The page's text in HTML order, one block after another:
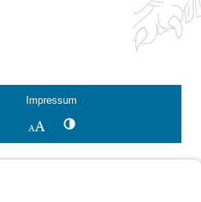
Impressum
SchriftgrößeKontrastwechsel